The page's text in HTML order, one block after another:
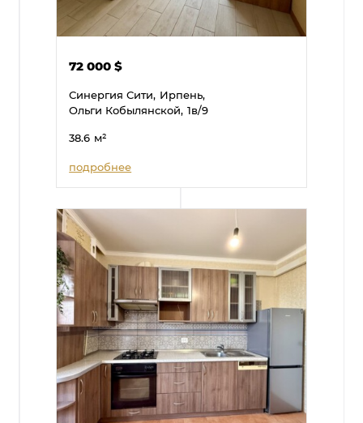
72 000$
Синергия Сити, Ирпень,
Ольги Кобылянской, 1в/9
38.6 м²
подробнее